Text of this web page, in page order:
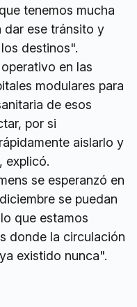
tenemos mucha
dar ese tránsito y
destinos".
en las
modulares para
de esos
por si
aislarlo y
explicó.
se esperanzó en
se puedan
que estamos
donde la circulación
existido nunca".